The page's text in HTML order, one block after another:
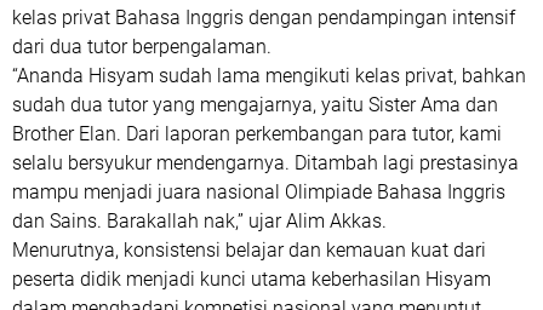
kelas privat Bahasa Inggris dengan pendampingan intensif
dari dua tutor berpengalaman.
“Ananda Hisyam sudah lama mengikuti kelas privat, bahkan
sudah dua tutor yang mengajarnya, yaitu Sister Ama dan
Brother Elan. Dari laporan perkembangan para tutor, kami
selalu bersyukur mendengarnya. Ditambah lagi prestasinya
mampu menjadi juara nasional Olimpiade Bahasa Inggris
dan Sains. Barakallah nak,” ujar Alim Akkas.
Menurutnya, konsistensi belajar dan kemauan kuat dari
peserta didik menjadi kunci utama keberhasilan Hisyam